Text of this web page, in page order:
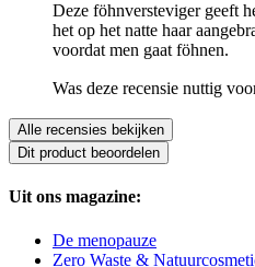
Deze föhnversteviger geeft
het op het natte haar
voordat men gaat föhnen.
Was deze recensie nuttig
Alle recensies bekijken
Dit product beoordelen
Uit ons magazine:
De menopauze
Zero Waste &